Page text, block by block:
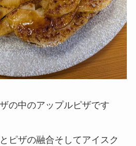
の中のアップルピザです
ピザの融合そしてアイスク